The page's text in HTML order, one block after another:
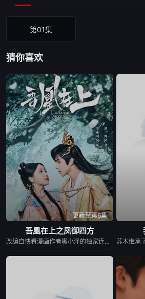
第01集
猜你喜欢
更新至第6集
吾凰在上之凤御四方
改编自快看漫画作者嗷小泽的独家连载漫画《吾凰在上》。 现代少女奚圆（姜贞羽 饰）因意外踏入玄机界，继而卷入虎云国内乱的漩涡，身陷重重危机，而在一次次险象环生中，奚圆的真实身份逐渐浮出水面，她体内的凤凰神力也在机缘巧合下被激发觉醒。肩负整个玄机界安危的奚圆将个人的生死抛之脑后挺身而出，勇敢地向至高的神律挑战，并最终凭借自身的聪慧与坚韧守护了玄机界的苍生。